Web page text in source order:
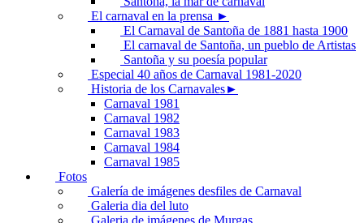
El carnaval en la prensa ►
El Carnaval de Santoña de 1881 hasta 1900
El carnaval de Santoña, un pueblo de Artistas
Santoña y su poesía popular
Especial 40 años de Carnaval 1981-2020
Historia de los Carnavales►
Carnaval 1981
Carnaval 1982
Carnaval 1983
Carnaval 1984
Carnaval 1985
Fotos
Galería de imágenes desfiles de Carnaval
Galeria dia del luto
Galeria de imágenes de Murgas